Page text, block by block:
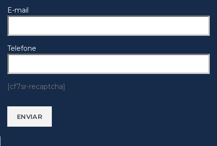
E-mail
Telefone
[cf7sr-recaptcha]